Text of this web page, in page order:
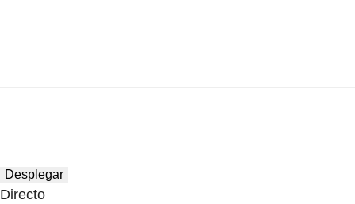
Desplegar
Directo